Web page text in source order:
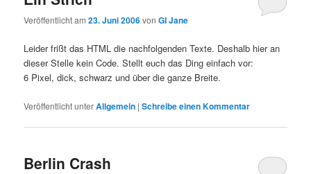
Veröffentlicht am23. Juni 2006vonGI Jane
Leider frißt das HTML die nachfolgenden Texte. Deshalb hier an
dieser Stelle kein Code. Stellt euch das Ding einfach vor:
6 Pixel, dick, schwarz und über die ganze Breite.
Veröffentlicht unterAllgemein |Schreibe einen Kommentar
Berlin Crash